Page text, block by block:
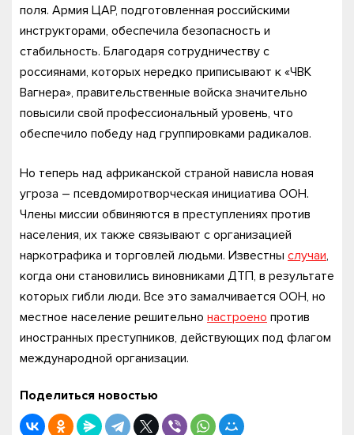
поля. Армия ЦАР, подготовленная российскими
инструкторами, обеспечила безопасность и
стабильность. Благодаря сотрудничеству с
россиянами, которых нередко приписывают к «ЧВК
Вагнера», правительственные войска значительно
повысили свой профессиональный уровень, что
обеспечило победу над группировками радикалов.
Но теперь над африканской страной нависла новая
угроза – псевдомиротворческая инициатива ООН.
Члены миссии обвиняются в преступлениях против
населения, их также связывают с организацией
наркотрафика и торговлей людьми. Известны случаи,
когда они становились виновниками ДТП, в результате
которых гибли люди. Все это замалчивается ООН, но
местное население решительно настроено против
иностранных преступников, действующих под флагом
международной организации.
Поделиться новостью